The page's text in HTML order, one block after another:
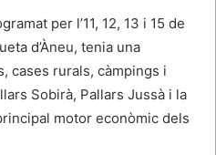
per l’11, 12, 13 i 15 de
d’Àneu, tenia una
cases rurals, càmpings i
Sobirà, Pallars Jussà i la
motor econòmic dels